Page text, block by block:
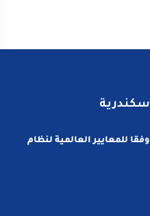
للمعايير العالمية لنظام